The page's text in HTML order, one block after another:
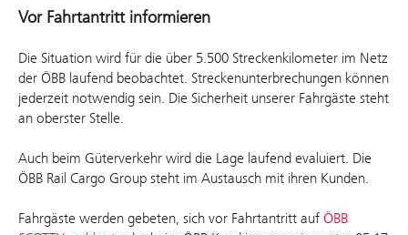
Vor Fahrtantritt informieren
Die Situation wird für die über 5.500 Streckenkilometer im Netz
der ÖBB laufend beobachtet. Streckenunterbrechungen können
jederzeit notwendig sein. Die Sicherheit unserer Fahrgäste steht
an oberster Stelle.
Auch beim Güterverkehr wird die Lage laufend evaluiert. Die
ÖBB Rail Cargo Group steht im Austausch mit ihren Kunden.
Fahrgäste werden gebeten, sich vor Fahrtantritt auf ÖBB